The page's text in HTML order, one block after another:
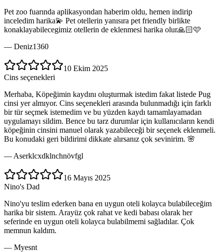
Pet zoo fuarında aplikasyondan haberim oldu, hemen indirip
inceledim harika💫 Pet otellerin yanısıra pet friendly birlikte
konaklayabilecegimiz otellerin de eklenmesi harika olur🙏🏻🩷
— Deniz1360
10 Ekim 2025
Cins seçenekleri
Merhaba, Köpeğimin kaydını oluşturmak istedim fakat listede Pug
cinsi yer almıyor. Cins seçenekleri arasında bulunmadığı için farklı
bir tür seçmek istemedim ve bu yüzden kaydı tamamlayamadan
uygulamayı sildim. Bence bu tarz durumlar için kullanıcıların kendi
köpeğinin cinsini manuel olarak yazabileceği bir seçenek eklenmeli.
Bu konudaki geri bildirimi dikkate alırsanız çok sevinirim. 🌸
— Aserklcxdklnchnövfgl
16 Mayıs 2025
Nino's Dad
Nino'yu teslim ederken bana en uygun oteli kolayca bulabileceğim
harika bir sistem. Arayüz çok rahat ve kedi babası olarak her
seferinde en uygun oteli kolayca bulabilmemi sağladılar. Çok
memnun kaldım.
— Myesnt